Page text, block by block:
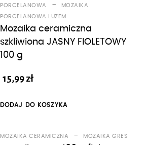
PORCELANOWA
-
MOZAIKA
PORCELANOWA LUZEM
Mozaika ceramiczna
szkliwiona JASNY FIOLETOWY
100 g
15,99zł
DODAJ DO KOSZYKA
MOZAIKA CERAMICZNA - MOZAIKA GRES